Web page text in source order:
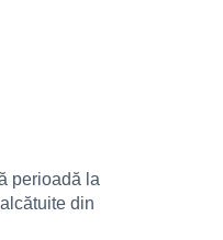
perioadă la
din